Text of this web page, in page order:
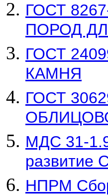
ГОСТ
ПОРОД
ГОСТ
КАМНЯ
ГОСТ
МДС 31-
развитие
НПРМ